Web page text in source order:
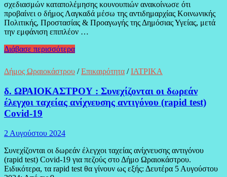
σχεδιασμών καταπολέμησης κουνουπιών ανακοίνωσε ότι
προβαίνει ο δήμος Λαγκαδά μέσω της αντιδημαρχίας Κοινωνικής
Πολιτικής, Προστασίας & Προαγωγής της Δημόσιας Υγείας, μετά
την εμφάνιση επιπλέον …
δ.
ΜΑΚΕΔΟΝΙΑ
τους
ψεκασμούς
μετά
εμφάνιση
νέων
κρουσμάτων
του
ιού
Διάβασε περισσότερα
Δήμος Ωραιοκάστρου /Επικαιρότητα /ΙΑΤΡΙΚΑ
δ. ΩΡΑΙΟΚΑΣΤΡΟΥ : Συνεχίζονται οι δωρεάν
έλεγχοι ταχείας ανίχνευσης αντιγόνου (rapid test)
Covid-19
2 Αυγούστου 2024
Συνεχίζονται οι δωρεάν έλεγχοι ταχείας ανίχνευσης αντιγόνου
(rapid test) Covid-19 για πεζούς στο Δήμο Ωραιοκάστρου.
Ειδικότερα, τα rapid test θα γίνουν ως εξής: Δευτέρα 5 Αυγούστου